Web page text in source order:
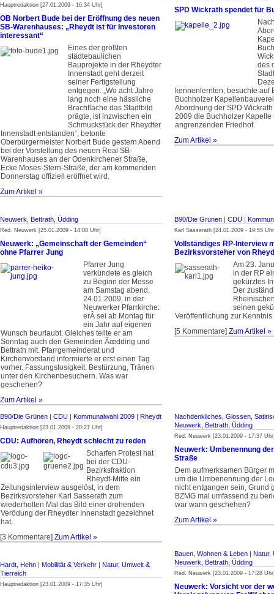
Hauptredaktion [27.01.2009 - 16:34 Uhr]
OB Norbert Bude bei der Eröffnung des neuen
SB-Warenhauses: „Rheydt ist für Investoren
interessant“
Eines der größten
städtebaulichen
Bauprojekte in der Rheydter
Innenstadt geht derzeit
seiner Fertigstellung
entgegen. „Wo acht Jahre
lang noch eine hässliche
Brachfläche das Stadtbild
prägte, ist inzwischen ein
Schmuckstück der Rheydter
Innenstadt entstanden“, betonte
Oberbürgermeister Norbert Bude gestern Abend
bei der Vorstellung des neuen Real SB-
Warenhauses an der Odenkirchener Straße,
Ecke Moses-Stern-Straße, der am kommenden
Donnerstag offiziell eröffnet wird.
Zum Artikel »
SPD Wickrath spendet für
des
kennenlernten, besuchte auf
Buchholzer
Abordnung der SPD
2009 die Buchholzer Kapelle
angrenzenden Friedhof.
Zum Artikel »
Neuwerk, Bettrath, Üdding
Red. Neuwerk [25.01.2009 - 14:08 Uhr]
Neuwerk: „Gemeinschaft der Gemeinden“
ohne Pfarrer Jung
Pfarrer Jung
verkündete es gleich
zu Beginn der Messe
am Samstag abend,
24.01.2009, in der
Neuwerker Pfarrkirche:
erÂ sei ab Montag für
ein Jahr auf eigenen
Wunsch beurlaubt. Gleiches teilte er am
Sonntag auch den Gemeinden Ãœdding und
Bettrath mit. Pfarrgemeinderat und
Kirchenvorstand informierte er erst einen Tag
vorher. Fassungslosigkeit, Bestürzung, Tränen
unter den Kirchenbesuchern. Was war
geschehen?
Zum Artikel »
B90/Die Grünen | CDU |
Karl Sasserath [24.01.2009 - 19:55
Vollständiges RP-Interview
Bezirksvorsteher von
Am 23.
in der RP
gekürztes
Der
seinen
Veröffentlichung zur Kenntnis.
[5 Kommentare] Zum Artikel »
B90/Die Grünen | CDU | Kommunalwahl 2009 | Rheydt
Hauptredaktion [23.01.2009 - 20:27 Uhr]
CDU: Aufhören, Rheydt schlecht zu reden
Scharfen Protest hat
bei der CDU-
Bezirksfraktion
Rheydt-Mitte ein
Zeitungsinterview ausgelöst, in dem
Bezirksvorsteher Karl Sasserath zum
wiederholten Mal das Bild einer drohenden
Verödung der Rheydter Innenstadt gezeichnet
hat.
[3 Kommentare] Zum Artikel »
Nachdenkliches, Glossen,
Neuwerk, Bettrath, Üdding
Red. Neuwerk [23.01.2009 - 17:37
Neuwerk: Umbenennung
Straße
Dem aufmerksamen Bürger
um die Umbenennung der
nicht entgangen sein, Grund
BZMG mal umfassend zu
war wann geschehen?
Zum Artikel »
Hardt, Hehn | Mobilität & Verkehr | Natur, Umwelt &
Tierreich
Hauptredaktion [23.01.2009 - 17:35 Uhr]
Bauen, Wohnen & Leben | Natur,
Neuwerk, Bettrath, Üdding
Red. Neuwerk [23.01.2009 - 17:28
Neuwerk: Vorsicht vor der